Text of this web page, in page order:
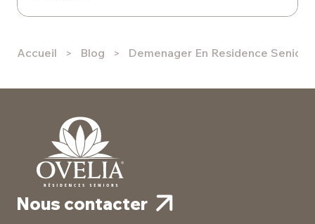
Accueil Blog Demenager En Residence
Nous contacter